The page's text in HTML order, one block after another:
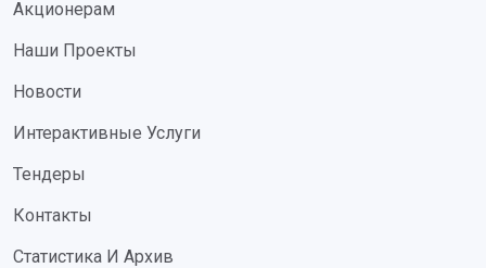
Акционерам
Наши Проекты
Новости
Интерактивные Услуги
Тендеры
Контакты
Статистика И Архив